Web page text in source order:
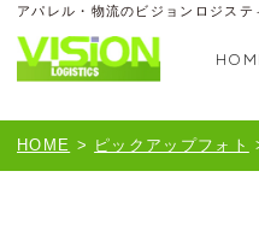
アパレル・物流のビジョンロジス
HOME > ピックアップフォト